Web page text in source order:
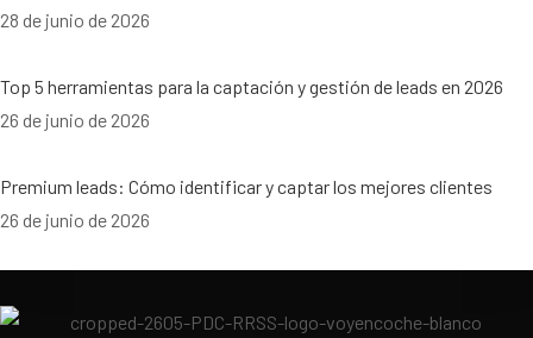
28 de junio de 2026
Top 5 herramientas para la captación y gestión de leads en 2026
26 de junio de 2026
Premium leads: Cómo identificar y captar los mejores clientes
26 de junio de 2026